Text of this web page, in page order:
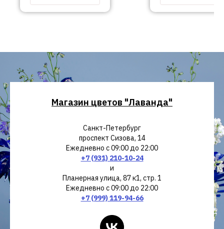
Магазин цветов "Лаванда"
Санкт-Петербург
проспект Сизова, 14
Ежедневно с 09:00 до 22:00
+7 (931) 210-10-24
и
Планерная улица, 87 к1, стр. 1
Ежедневно с 09:00 до 22:00
+7 (999) 119-94-66